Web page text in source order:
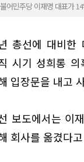
어민주당 이재명 대표가
총선에 대비한
시기 성희롱
입장문을 내고
보도에서는 이
회사를 옮겼다